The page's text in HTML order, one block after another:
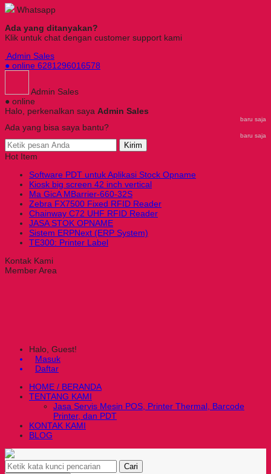
Whatsapp
Ada yang ditanyakan?
Klik untuk chat dengan customer support kami
Admin Sales
● online 6281296016578
Admin Sales
● online
Halo, perkenalkan saya Admin Sales
baru saja
Ada yang bisa saya bantu?
baru saja
Kirim
Hot Item
Software PDT untuk Aplikasi Stock Opname
Kiosk big screen 42 inch vertical
Ma GicA MBarrier-660-32S
Zebra FX7500 Fixed RFID Reader
Chainway C72 UHF RFID Reader
JASA STOK OPNAME
Sistem ERPNext (ERP System)
TE300: Printer Label
Kontak Kami
Member Area
Halo, Guest!
Masuk
Daftar
HOME / BERANDA
TENTANG KAMI
Jasa Servis Mesin POS, Printer Thermal, Barcode
Printer, dan PDT
KONTAK KAMI
BLOG
Cari